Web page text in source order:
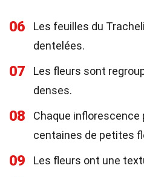
06
Les feuilles du
dentelées.
07
Les fleurs sont
denses.
08
Chaque
centaines de petites
09 Les fleurs ont une